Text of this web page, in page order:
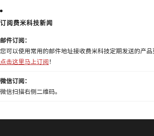
订阅费米科技新闻
邮件订阅：
您可以使用常用的邮件地址接收费米科技定期发送的产品
点击这里马上订阅 ！
微信订阅：
微信扫描右侧二维码。